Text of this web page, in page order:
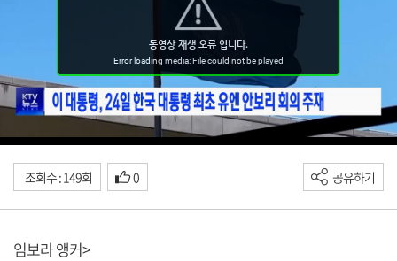
조회수 : 149회 0 공유하기
임보라 앵커>